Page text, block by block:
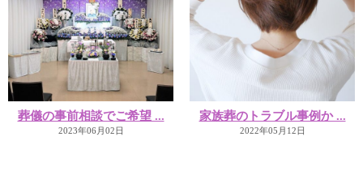
葬儀の事前相談でご希望 ...
2023年06月02日
家族葬のトラブル事例か ...
2022年05月12日